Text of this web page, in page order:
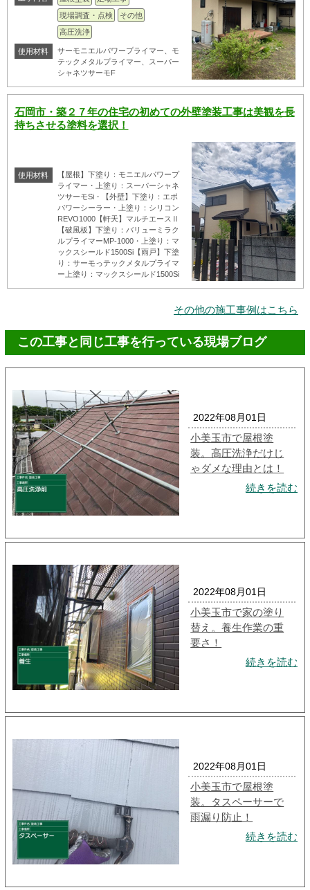
現場調査・点検
その他
高圧洗浄
使用材料
サーモニエルパワープライマー、モ
テックメタルプライマー、スーパー
シャネツサーモF
石岡市・築２７年の住宅の初めての外壁塗装工事は美観を長
持ちさせる塗料を選択！
使用材料
【屋根】下塗り：モニエルパワープ
ライマー・上塗り：スーパーシャネ
ツサーモSi・【外壁】下塗り：エポ
パワーシーラー・上塗り：シリコン
REVO1000【軒天】マルチエースⅡ
【破風板】下塗り：バリューミラク
ルプライマーMP-1000・上塗り：マ
ックスシールド1500Si【雨戸】下塗
り：サーモっテックメタルプライマ
ー上塗り：マックスシールド1500Si
その他の施工事例はこちら
この工事と同じ工事を行っている現場ブログ
2022年08月01日
小美玉市で屋根塗
装。高圧洗浄だけじ
ゃダメな理由とは！
続きを読む
2022年08月01日
小美玉市で家の塗り
替え。養生作業の重
要さ！
続きを読む
2022年08月01日
小美玉市で屋根塗
装。タスペーサーで
雨漏り防止！
続きを読む